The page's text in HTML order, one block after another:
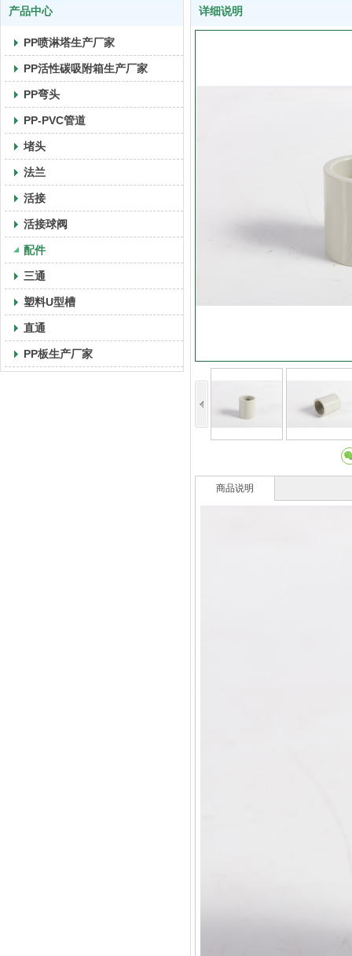
产品中心
PP喷淋塔生产厂家
PP活性碳吸附箱生产厂家
PP弯头
PP-PVC管道
堵头
法兰
活接
活接球阀
配件
三通
塑料U型槽
直通
PP板生产厂家
详细说明
商品说明